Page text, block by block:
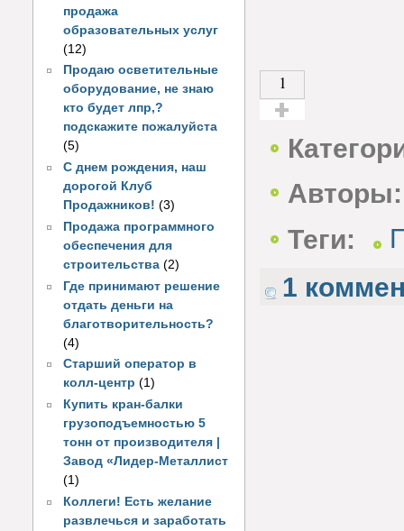
продажа
образовательных услуг
(12)
Продаю осветительные
оборудование, не знаю
кто будет лпр,?
подскажите пожалуйста
(5)
С днем рождения, наш
дорогой Клуб
Продажников! (3)
Продажа программного
обеспечения для
строительства (2)
Где принимают решение
отдать деньги на
благотворительность?
(4)
Старший оператор в
колл-центр (1)
Купить кран-балки
грузоподъемностью 5
тонн от производителя |
Завод «Лидер-Металлист
(1)
Коллеги! Есть желание
развлечься и заработать
1
Авторы:
Теги:
1